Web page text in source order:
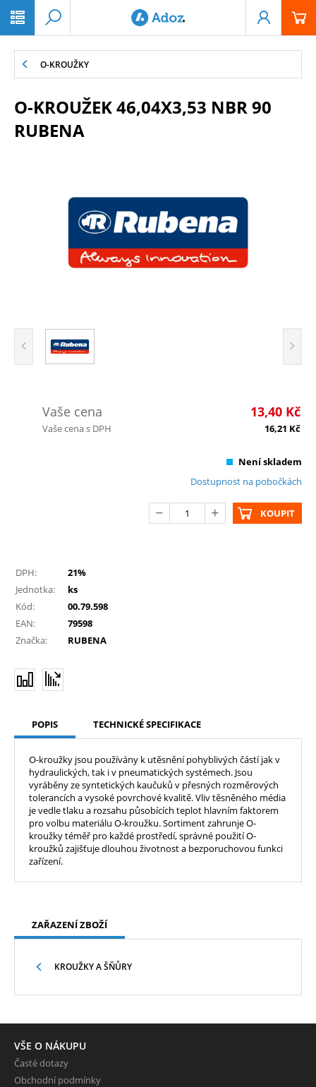
O-KROUŽKY
O-KROUŽEK 46,04X3,53 NBR 90
RUBENA
Vaše cena 13,40 Kč
Vaše cena s DPH 16,21 Kč
Není skladem
Dostupnost na pobočkách
KOUPIT
DPH:
21%
Jednotka:
ks
Kód:
00.79.598
EAN:
79598
Značka:
RUBENA
POPIS TECHNICKÉ SPECIFIKACE
O-kroužky jsou používány k utěsnění pohyblivých částí jak v
hydraulických, tak i v pneumatických systémech. Jsou
vyráběny ze syntetických kaučuků v přesných rozměrových
tolerancích a vysoké povrchové kvalitě. Vliv těsněného média
je vedle tlaku a rozsahu působících teplot hlavním faktorem
pro volbu materiálu O-kroužku. Sortiment zahrunje O-
kroužky téměř pro každé prostředí, správné použití O-
kroužků zajišťuje dlouhou životnost a bezporuchovou funkci
zařízení.
ZAŘAZENÍ ZBOŽÍ
KROUŽKY A ŠŇŮRY
VŠE O NÁKUPU
Časté dotazy
Obchodní podmínky